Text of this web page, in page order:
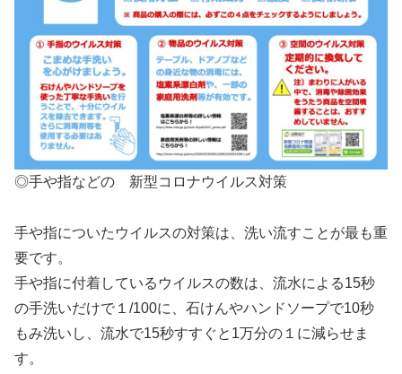
◎手や指などの 新型コロナウイルス対策
手や指についたウイルスの対策は、洗い流すことが最も重
要です。
手や指に付着しているウイルスの数は、流水による15秒
の手洗いだけで１/100に、石けんやハンドソープで10秒
もみ洗いし、流水で15秒すすぐと1万分の１に減らせま
す。